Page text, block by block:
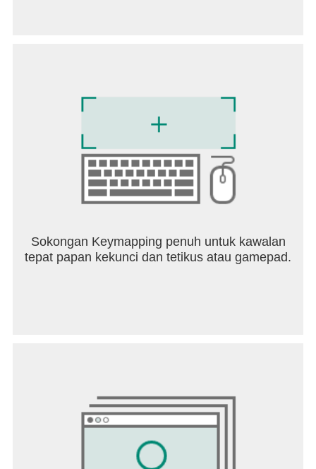
ကျင်းပသည့် ပုံမှန်ပြိုင်ပွဲများနှင့် စစ်တမ်းများတွင် ပါဝင်
discord.gg/aR3nyK3VCE
youtube.com/@DriveZoneOnline
instagram.com/drivezone_online
tiktok.com/@drivezoneonline
သင်ဘာကိုစောင့်နေတာလဲ၊ Driver.. မိသားစုမှကြိုဆိုပါ
တယ်၊ multiplayer ထဲက သင့်သူငယ်ချင်းအသစ်တွေက
သင့်ကိုစောင့်ကြိုနေပါတယ်။ သင့်ကားကိုစတင်ပြီး
Drive Zone Online ၏မိုးကုပ်စက်ဝိုင်းကိုကျော်လွန်သွား
Sokongan Keymapping penuh untuk kawalan
tepat papan kekunci dan tetikus atau gamepad.